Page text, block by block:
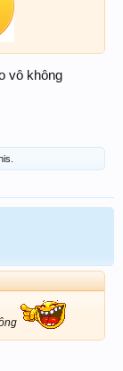
vô không